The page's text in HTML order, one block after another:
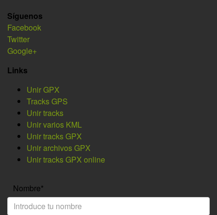
Síguenos
Facebook
Twitter
Google+
Links
Unir GPX
Tracks GPS
Unir tracks
Unir varios KML
Unir tracks GPX
Unir archivos GPX
Unir tracks GPX online
Nombre*